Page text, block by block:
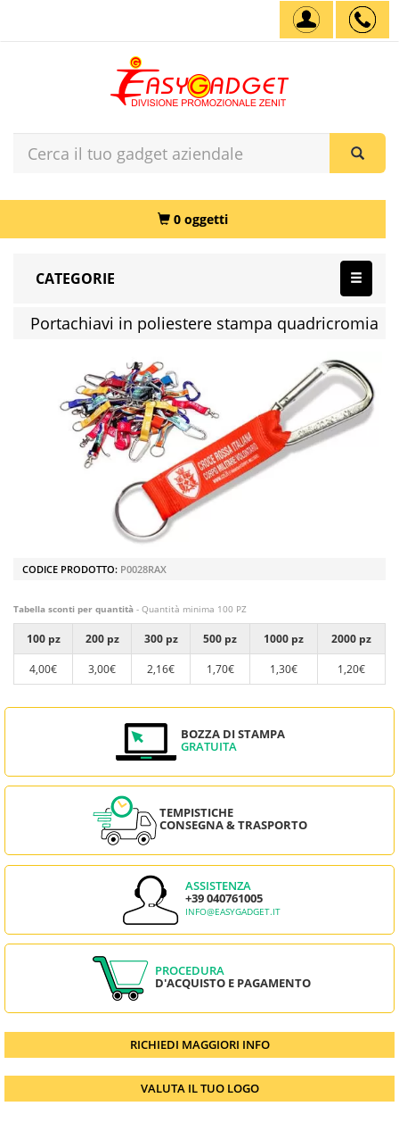
0 oggetti
CATEGORIE
Portachiavi in poliestere stampa quadricromia
CODICE PRODOTTO: P0028RAX
Tabella sconti per quantità - Quantità minima 100 PZ
100 pz 200 pz 300 pz 500 pz 1000 pz
2000 pz
4,00€
3,00€ 2,16€ 1,70€ 1,30€ 1,20€
BOZZA DI STAMPA
GRATUITA
TEMPISTICHE
CONSEGNA & TRASPORTO
ASSISTENZA
+39 040761005
INFO@EASYGADGET.IT
PROCEDURA
D'ACQUISTO E PAGAMENTO
RICHIEDI MAGGIORI INFO
VALUTA IL TUO LOGO